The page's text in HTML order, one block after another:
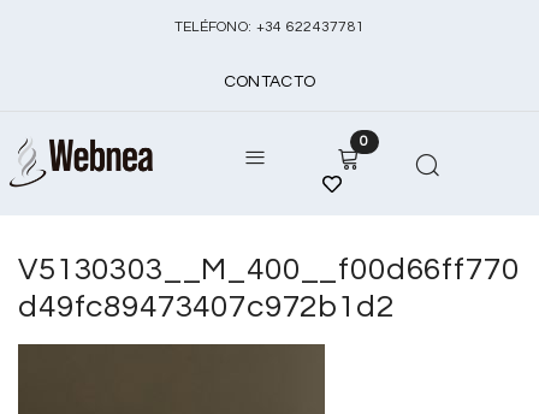
TELÉFONO: +34 622437781
CONTACTO
0
V5130303__M_400__f00d66ff770
d49fc89473407c972b1d2